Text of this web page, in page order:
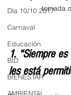
Día 10/10 2017
Carnaval
Educación
BID
BIENESTAR
tomada
1. “Siempre
les está